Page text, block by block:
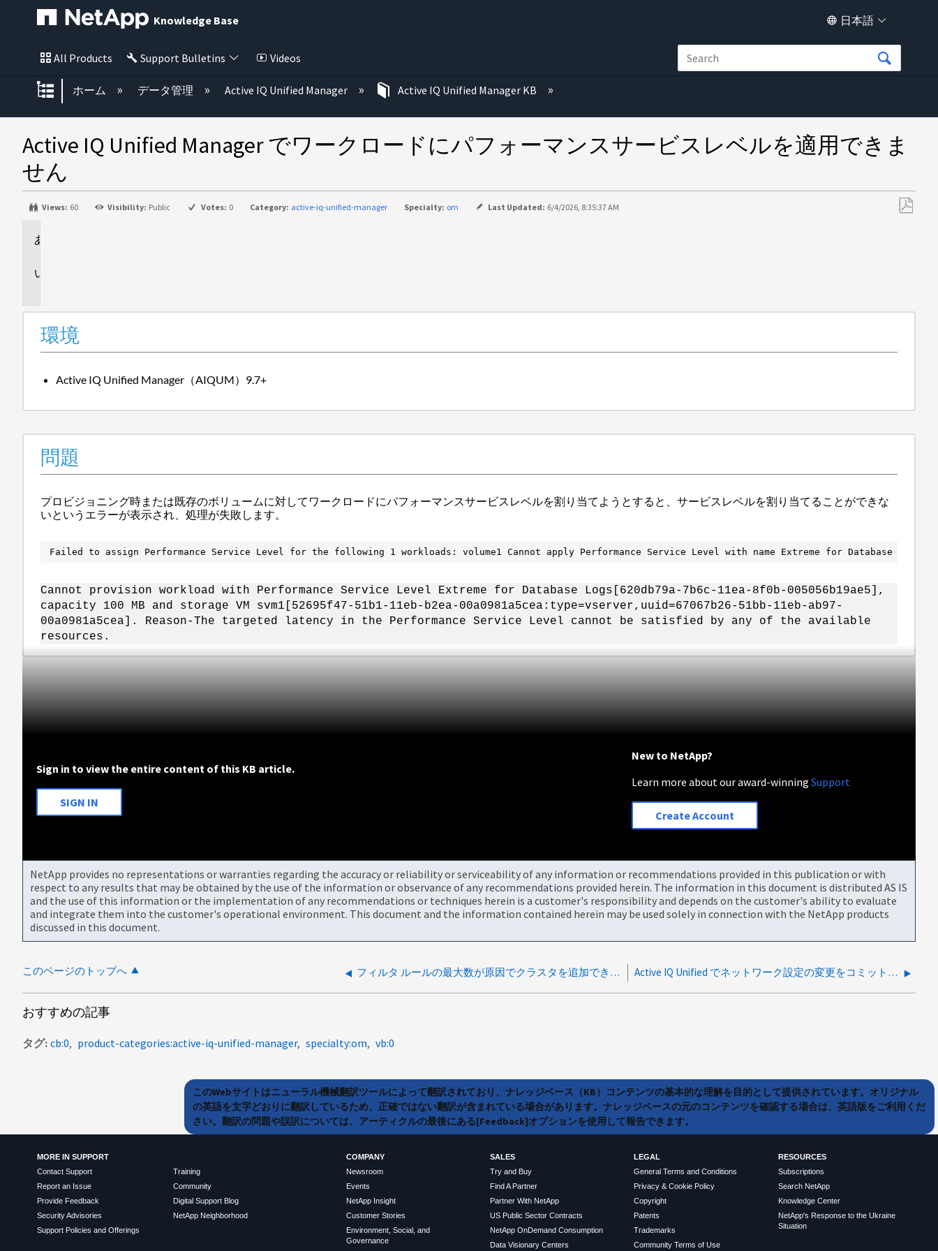
Knowledge Base 日本語
All Products Support Bulletins Videos
グローバル階層を展開/折りたたむ
ホーム データ管理 Active IQ Unified Manager Active IQ Unified Manager KB
Active IQ Unified Manager でワークロードにパフォーマンスサービスレベルを適用できま
せん
Views: 60 Visibility: Public Votes: 0 Category: active-iq-unified-manager Specialty: om Last Updated: 6/4/2026, 8:35:37 AM
環境
Active IQ Unified Manager（AIQUM）9.7+
問題
プロビジョニング時または既存のボリュームに対してワークロードにパフォーマンスサービスレベルを割り当てようとすると、サービスレベルを割り当てることができな
いというエラーが表示され、処理が失敗します。
Failed to assign Performance Service Level for the following 1 workloads: volume1 Cannot apply Performance Service Level with name Extreme for Database
Cannot provision workload with Performance Service Level Extreme for Database Logs[620db79a-7b6c-11ea-8f0b-005056b19ae5],
capacity 100 MB and storage VM svm1[52695f47-51b1-11eb-b2ea-00a0981a5cea:type=vserver,uuid=67067b26-51bb-11eb-ab97-
00a0981a5cea]. Reason-The targeted latency in the Performance Service Level cannot be satisfied by any of the available
resources.
Sign in to view the entire content of this KB article.
SIGN IN
New to NetApp?
Learn more about our award-winningSupport
Create Account
NetApp provides no representations or warranties regarding the accuracy or reliability or serviceability of any information or recommendations provided in this publication or with
respect to any results that may be obtained by the use of the information or observance of any recommendations provided herein. The information in this document is distributed AS IS
and the use of this information or the implementation of any recommendations or techniques herein is a customer's responsibility and depends on the customer's ability to evaluate
and integrate them into the customer's operational environment. This document and the information contained herein may be used solely in connection with the NetApp products
discussed in this document.
このページのトップへ フィルタ ルールの最大数が原因でクラスタを追加できません Active IQ Unified でネットワーク設定の変更をコミットできません Manager 仮想アプライアンス
おすすめの記事
タグ cb:0 product-categories:active-iq-unified-manager specialty:om vb:0
このWebサイトはニューラル機械翻訳ツールによって翻訳されており、ナレッジベース（KB）コンテンツの基本的な理解を目的として提供されています。オリジナル
の英語を文字どおりに翻訳しているため、正確ではない翻訳が含まれている場合があります。ナレッジベースの元のコンテンツを確認する場合は、英語版をご利用くだ
さい。翻訳の問題や誤訳については、アーティクルの最後にある[Feedback]オプションを使用して報告できます。
MORE IN SUPPORT
Contact Support
Report an Issue
Provide Feedback
Security Advisories
Support Policies and Offerings
Training
Community
Digital Support Blog
NetApp Neighborhood
COMPANY
Newsroom
Events
NetApp Insight
Customer Stories
Environment, Social, and
Governance
SALES
Try and Buy
Find A Partner
Partner With NetApp
US Public Sector Contracts
NetApp OnDemand Consumption
Data Visionary Centers
LEGAL
General Terms and Conditions
Privacy & Cookie Policy
Copyright
Patents
Trademarks
Community Terms of Use
RESOURCES
Subscriptions
Search NetApp
Knowledge Center
NetApp's Response to the Ukraine
Situation